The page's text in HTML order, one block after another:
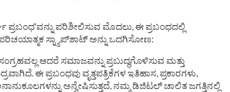
ಪ್ರಬಂಧ'ವನ್ನು ಪರಿಶೀಲಿಸುವ ಮೊದಲು, ಈ ಪ್ರಬಂಧದಲ್ಲಿ
ಸ್ನ್ಯಾಪ್‌ಶಾಟ್ ಅನ್ನು ಒದಗಿಸೋಣ:
ಆದರೆ ಸಮಾಜವನ್ನು ಪ್ರಬುದ್ಧಗೊಳಿಸುವ ಮತ್ತು
ಈ ಪ್ರಬಂಧವು ವೃತ್ತಪತ್ರಿಕೆಗಳ ಇತಿಹಾಸ, ಪ್ರಕಾರಗಳು,
ಅನ್ವೇಷಿಸುತ್ತದೆ, ನಮ್ಮ ಡಿಜಿಟಲ್ ಚಾಲಿತ ಜಗತ್ತಿನಲ್ಲಿ